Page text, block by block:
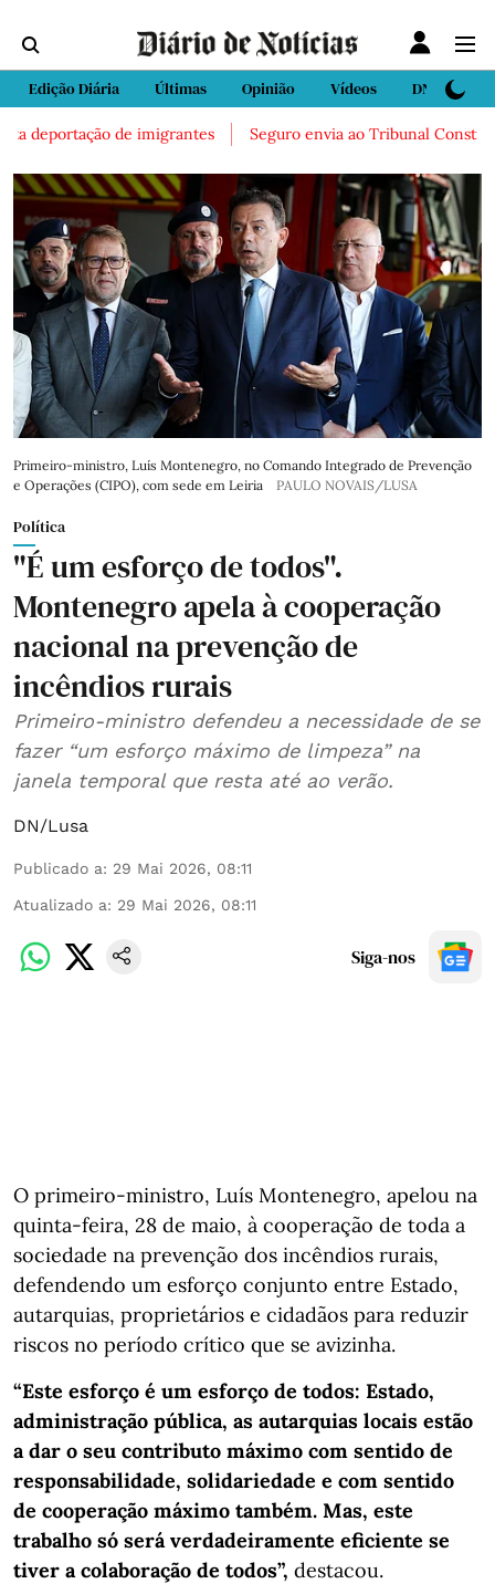
Edição Diária Últimas Opinião Vídeos DN Sport
de imigrantes Seguro envia ao Tribunal
Primeiro-ministro, Luís Montenegro, no Comando Integrado de Prevenção
e Operações (CIPO), com sede em Leiria
PAULO NOVAIS/LUSA
Política
"É um esforço de todos".
Montenegro apela à cooperação
nacional na prevenção de
incêndios rurais
Primeiro-ministro defendeu a necessidade de se
fazer “um esforço máximo de limpeza” na
janela temporal que resta até ao verão.
DN/Lusa
Publicado a: 29 Mai 2026, 08:11
Atualizado a: 29 Mai 2026, 08:11
Siga-nos
O primeiro-ministro, Luís Montenegro, apelou na
quinta-feira, 28 de maio, à cooperação de toda a
sociedade na prevenção dos incêndios rurais,
defendendo um esforço conjunto entre Estado,
autarquias, proprietários e cidadãos para reduzir
riscos no período crítico que se avizinha.
“Este esforço é um esforço de todos: Estado,
administração pública, as autarquias locais estão
a dar o seu contributo máximo com sentido de
responsabilidade, solidariedade e com sentido
de cooperação máximo também. Mas, este
trabalho só será verdadeiramente eficiente se
tiver a colaboração de todos”, destacou.